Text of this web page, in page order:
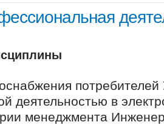
деятельностью в
менеджмента